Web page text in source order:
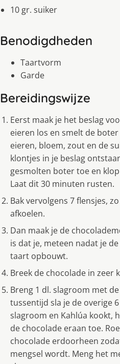
10 gr. suiker
Benodigdheden
Taartvorm
Garde
Bereidingswijze
Eerst maak je het beslag
eieren los en smelt de
eieren, bloem, zout en de
klontjes in je beslag
gesmolten boter toe en
Laat dit 30 minuten rusten.
Bak vervolgens 7 flensjes,
afkoelen.
Dan maak je de
is dat je, meteen nadat je
taart opbouwt.
Breek de chocolade in zeer
Breng 1 dl. slagroom met
tussentijd sla je de overige
slagroom en Kahlúa kookt,
de chocolade eraan toe.
chocolade erdoorheen
mengsel wordt. Meng het